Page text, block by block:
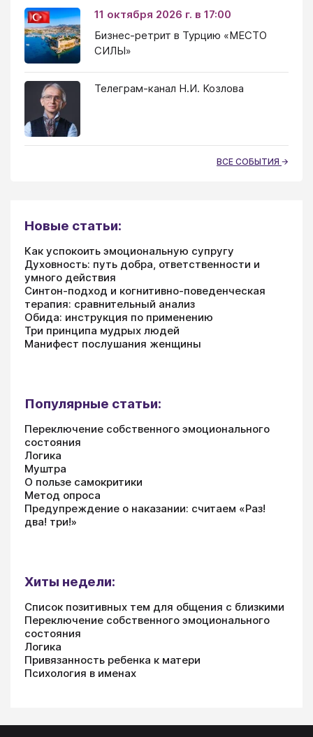
11 октября 2026 г. в 17:00
Бизнес-ретрит в Турцию «МЕСТО
СИЛЫ»
Телеграм-канал Н.И. Козлова
ВСЕ СОБЫТИЯ
Новые статьи:
Как успокоить эмоциональную супругу
Духовность: путь добра, ответственности и
умного действия
Синтон-подход и когнитивно-поведенческая
терапия: сравнительный анализ
Обида: инструкция по применению
Три принципа мудрых людей
Манифест послушания женщины
Популярные статьи:
Переключение собственного эмоционального
состояния
Логика
Муштра
О пользе самокритики
Метод опроса
Предупреждение о наказании: считаем «Раз!
два! три!»
Хиты недели:
Список позитивных тем для общения с близкими
Переключение собственного эмоционального
состояния
Логика
Привязанность ребенка к матери
Психология в именах